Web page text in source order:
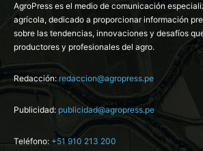
AgroPress es el medio de comunicación
agrícola, dedicado a proporcionar información
sobre las tendencias, innovaciones y desafíos
productores y profesionales del agro.
Redacción: redaccion@agropress.pe
Publicidad: publicidad@agropress.pe
Teléfono: +51 910 213 200